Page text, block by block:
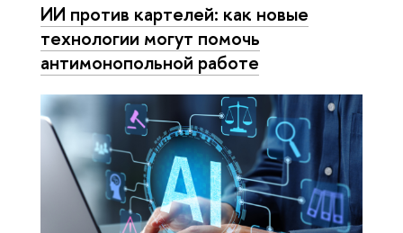
ИИ против картелей: как новые
технологии могут помочь
антимонопольной работе